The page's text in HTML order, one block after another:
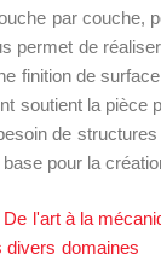
par couche,
permet de
finition de
soutient la pièce
de
pour la
De l'art à la
divers domaines